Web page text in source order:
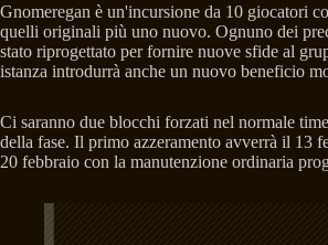
Gnomeregan è un'incursione da 10 giocatori
quelli originali più uno nuovo. Ognuno dei
stato riprogettato per fornire nuove sfide al
istanza introdurrà anche un nuovo beneficio
Ci saranno due blocchi forzati nel normale
della fase. Il primo azzeramento avverrà il 13
20 febbraio con la manutenzione ordinaria